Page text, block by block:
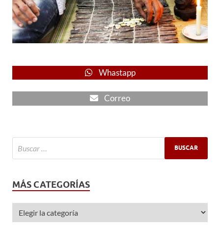
Whastapp
Correo
MÁS CATEGORÍAS